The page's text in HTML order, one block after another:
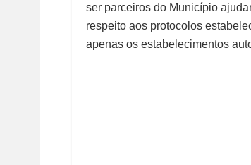
ser parceiros do Município
respeito aos protocolos
apenas os estabelecimentos